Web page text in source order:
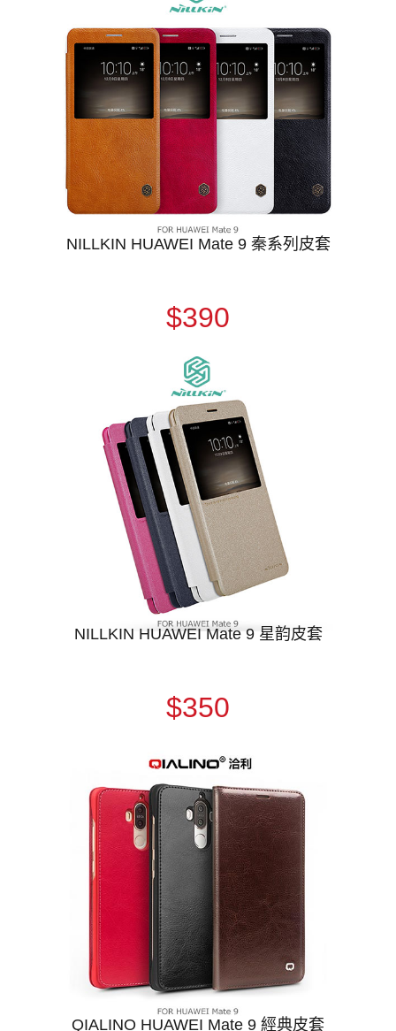
NILLKIN HUAWEI Mate 9 秦系列皮套
$390
NILLKIN HUAWEI Mate 9 星韵皮套
$350
QIALINO HUAWEI Mate 9 經典皮套